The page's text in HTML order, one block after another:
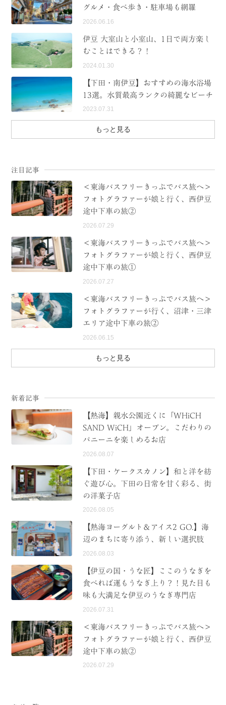
グルメ・食べ歩き・駐車場も網羅
2026.06.16
伊豆 大室山と小室山、1日で両方楽し
むことはできる？！
2024.01.30
【下田・南伊豆】おすすめの海水浴場
13選。水質最高ランクの綺麗なビーチ
2023.07.31
もっと見る
注目記事
＜東海バスフリーきっぷでバス旅へ＞
フォトグラファーが娘と行く、西伊豆
途中下車の旅②
2026.07.29
＜東海バスフリーきっぷでバス旅へ＞
フォトグラファーが娘と行く、西伊豆
途中下車の旅①
2026.07.27
＜東海バスフリーきっぷでバス旅へ＞
フォトグラファーが行く、沼津・三津
エリア途中下車の旅②
2026.06.15
もっと見る
新着記事
【熱海】親水公園近くに「WHiCH
SAND WiCH」オープン。こだわりの
パニーニを楽しめるお店
2026.08.07
【下田・ケークスカノン】和と洋を紡
ぐ遊び心。下田の日常を甘く彩る、街
の洋菓子店
2026.08.05
【熱海ヨーグルト＆アイス2 GO.】海
辺のまちに寄り添う、新しい選択肢
2026.08.03
【伊豆の国・うな匠】ここのうなぎを
食べれば運もうなぎ上り？！見た目も
味も大満足な伊豆のうなぎ専門店
2026.07.31
＜東海バスフリーきっぷでバス旅へ＞
フォトグラファーが娘と行く、西伊豆
途中下車の旅②
2026.07.29